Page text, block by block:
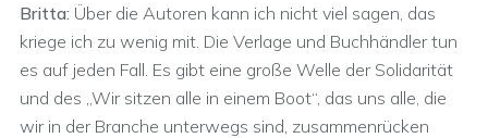
Britta: Über die Autoren kann ich nicht viel sagen, das
kriege ich zu wenig mit. Die Verlage und Buchhändler tun
es auf jeden Fall. Es gibt eine große Welle der Solidarität
und des „Wir sitzen alle in einem Boot“, das uns alle, die
wir in der Branche unterwegs sind, zusammenrücken